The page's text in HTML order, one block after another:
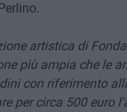
artistica di
più ampia che le
con riferimento
per circa 500 euro